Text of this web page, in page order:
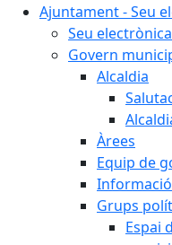
Ajuntament - Seu
Seu electrònica
Govern
Alcaldia
Àrees
Equip de
Grups
Espai